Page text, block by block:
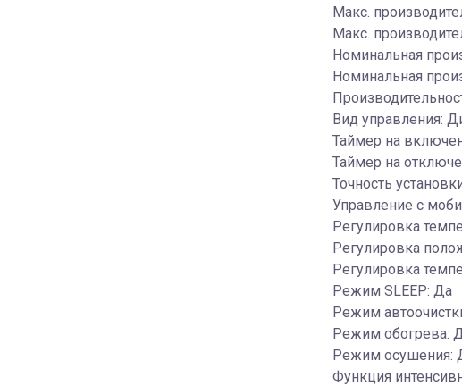
Макс.
Макс.
Номинальная
Номинальная
Вид управления:
Таймер на
Таймер на
Точность
Управление c
Регулировка
Регулировка
Регулировка
Режим SLEEP: Да
Режим
Режим обогрева:
Режим осушения:
Функция